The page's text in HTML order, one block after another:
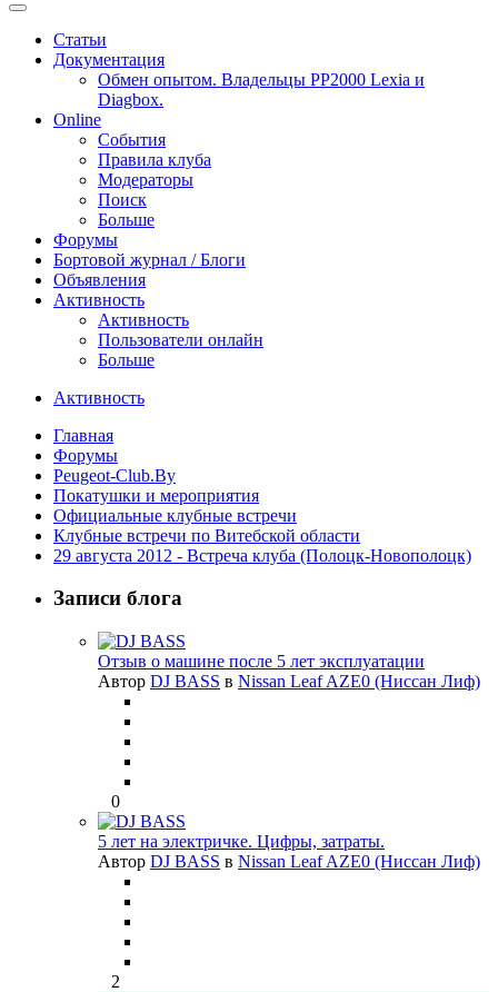
Статьи
Документация
Обмен опытом. Владельцы PP2000 Lexia и
Diagbox.
Online
События
Правила клуба
Модераторы
Поиск
Больше
Форумы
Бортовой журнал / Блоги
Объявления
Активность
Активность
Пользователи онлайн
Больше
Активность
Главная
Форумы
Peugeot-Club.By
Покатушки и мероприятия
Официальные клубные встречи
Клубные встречи по Витебской области
29 августа 2012 - Встреча клуба (Полоцк-Новополоцк)
Записи блога
Отзыв о машине после 5 лет эксплуатации
Автор DJ BASS в Nissan Leaf AZE0 (Ниссан Лиф)
0
5 лет на электричке. Цифры, затраты.
Автор DJ BASS в Nissan Leaf AZE0 (Ниссан Лиф)
2